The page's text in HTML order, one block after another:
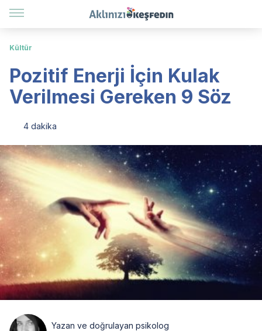
Kültür
Pozitif Enerji İçin Kulak
Verilmesi Gereken 9 Söz
4 dakika
Yazan ve doğrulayan psikolog